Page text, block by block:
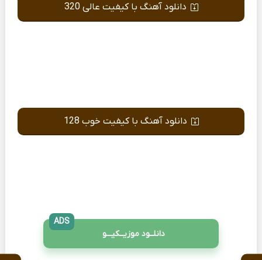
دانلود آهنگ با کیفیت عالی 320
دانلود آهنگ با کیفیت خوب 128
دانلــود موزیــکیـــو
ADS